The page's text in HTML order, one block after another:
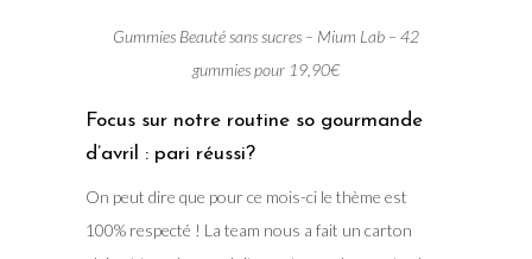
Gummies Beauté sans sucres – Mium Lab – 42
gummies pour 19,90€
Focus sur notre routine so gourmande
d’avril : pari réussi?
On peut dire que pour ce mois-ci le thème est
100% respecté ! La team nous a fait un carton